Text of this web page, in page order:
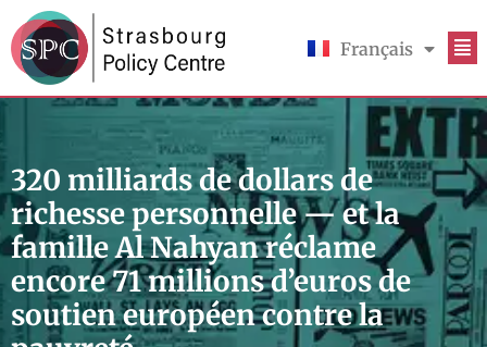
Français
English
320 milliards de dollars de
richesse personnelle — et la
famille Al Nahyan réclame
encore 71 millions d’euros de
soutien européen contre la